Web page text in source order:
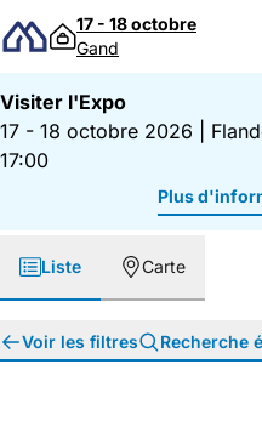
Passer au contenu
17 - 18 octobre
Gand
Visiter l'Expo
17 - 18 octobre 2026
17:00
Plus
Liste Carte
Voir les filtres Recherche